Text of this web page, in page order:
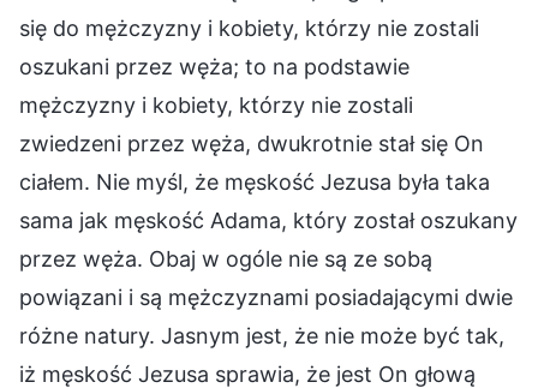
się do mężczyzny i kobiety, którzy nie zostali
oszukani przez węża; to na podstawie
mężczyzny i kobiety, którzy nie zostali
zwiedzeni przez węża, dwukrotnie stał się On
ciałem. Nie myśl, że męskość Jezusa była taka
sama jak męskość Adama, który został oszukany
przez węża. Obaj w ogóle nie są ze sobą
powiązani i są mężczyznami posiadającymi dwie
różne natury. Jasnym jest, że nie może być tak,
iż męskość Jezusa sprawia, że jest On głową